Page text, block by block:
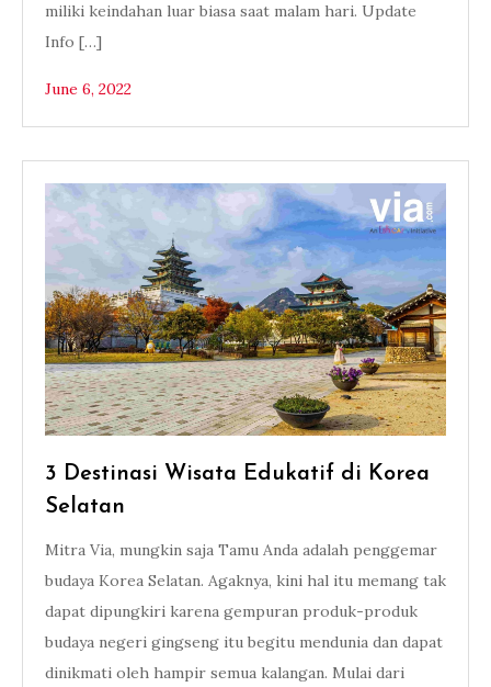
miliki keindahan luar biasa saat malam hari. Update
Info […]
June 6, 2022
3 Destinasi Wisata Edukatif di Korea
Selatan
Mitra Via, mungkin saja Tamu Anda adalah penggemar
budaya Korea Selatan. Agaknya, kini hal itu memang tak
dapat dipungkiri karena gempuran produk-produk
budaya negeri gingseng itu begitu mendunia dan dapat
dinikmati oleh hampir semua kalangan. Mulai dari